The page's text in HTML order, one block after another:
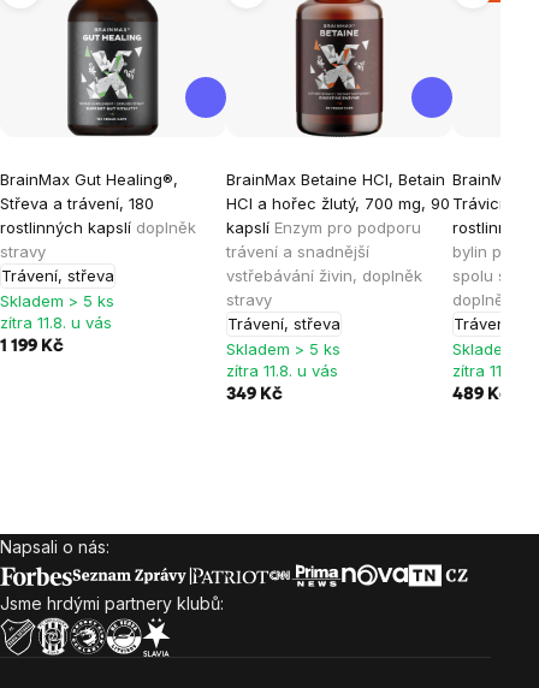
BrainMax Gut Healing®,
Střeva a trávení, 180
rostlinných kapslí doplněk
stravy
Trávení, střeva
Skladem > 5 ks
zítra 11.8. u vás
1 199 Kč
BrainMax Betaine HCl, Betain
HCl a hořec žlutý, 700 mg, 90
kapslí Enzym pro podporu
trávení a snadnější
vstřebávání živin, doplněk
stravy
Trávení, střeva
Skladem > 5 ks
zítra 11.8. u vás
349 Kč
BrainMax
Trávicí
bylin pro
spolu s
doplněk
Trávení,
Skladem >
zítra 11.8. u
489 Kč
Zápatí
Napsali o nás:
Jsme hrdými partnery klubů: